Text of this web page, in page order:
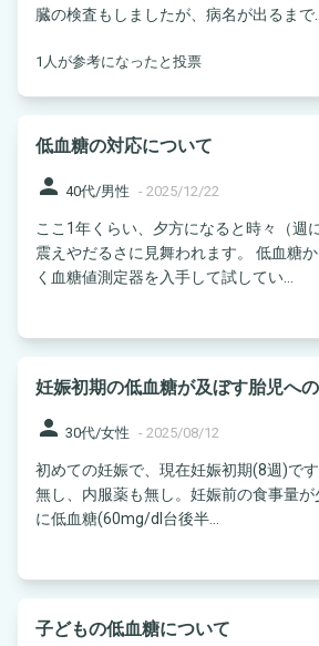
臓の検査もしましたが、病名が出るまで...
1人が参考になったと投票
低血糖の対応について
person 40代/男性 - 2025/12/22
ここ1年くらい、夕方になると時々（週
震えやだるさに見舞われます。 低血糖
く血糖値測定器を入手して試してい...
妊娠初期の低血糖が及ぼす胎児へ
person 30代/女性 - 2025/08/12
初めての妊娠で、現在妊娠初期(8週)で
無し、内服薬も無し。妊娠前の食事量が
に低血糖(60mg/dl台後半...
子どもの低血糖について